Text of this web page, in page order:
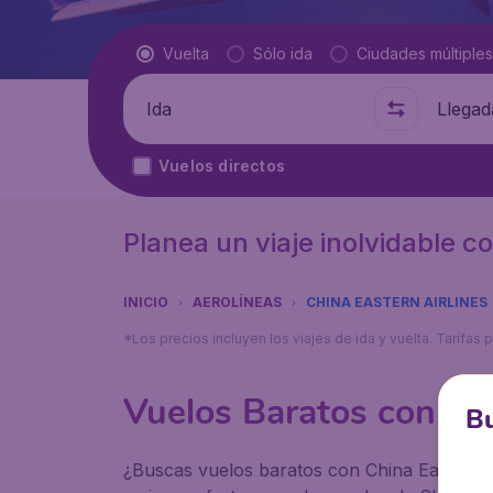
Tipo de vuelo
Vuelta Sólo ida Ciudades múltiples
Salida de A dónde
Vuelos directos
Planea un viaje inolvidable
INICIO AEROLÍNEAS CHINA EASTERN AIRLINES
*Los precios incluyen los viajes de ida y vuelta.
Vuelos Baratos con
¿Buscas vuelos baratos con China